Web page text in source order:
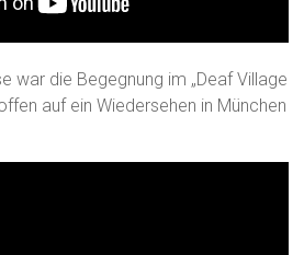
war die Begegnung im „Deaf Village
auf ein Wiedersehen in München